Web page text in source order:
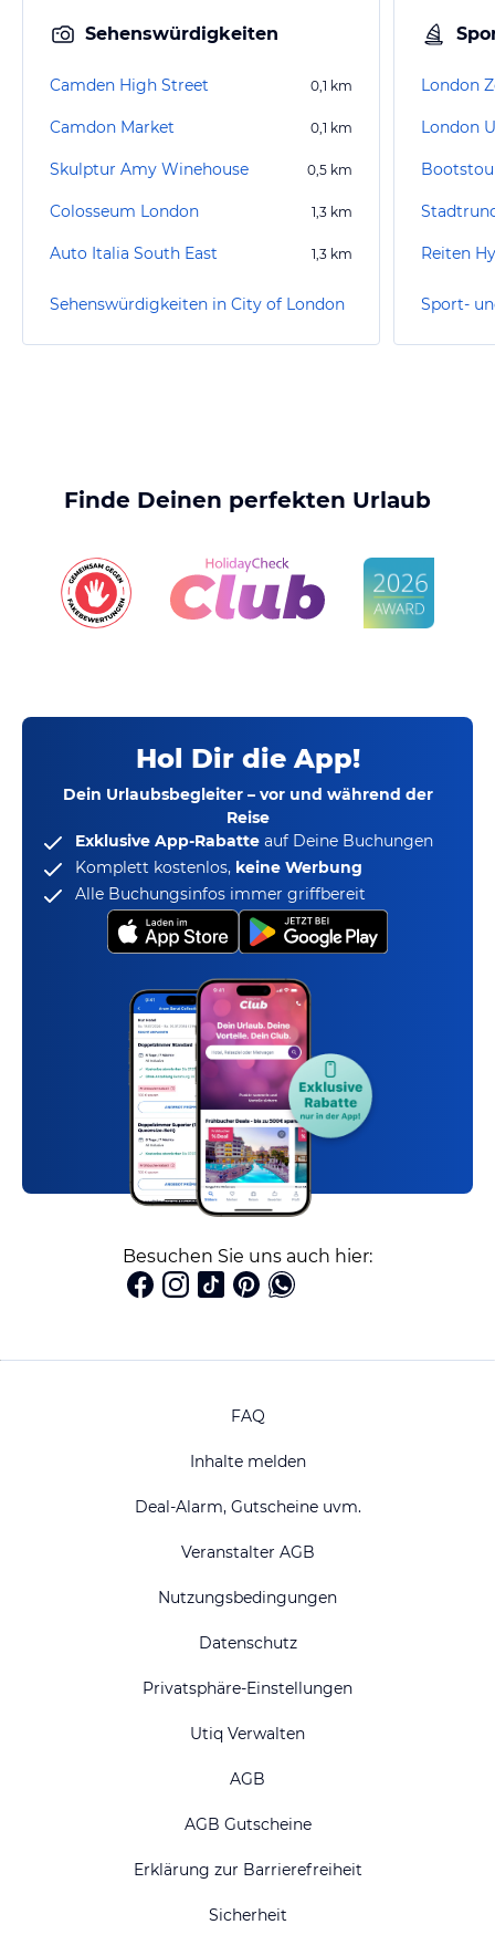
Sehenswürdigkeiten
Camden High Street 0,1 km
Camdon Market 0,1 km
Skulptur Amy Winehouse 0,5 km
Colosseum London 1,3 km
Auto Italia South East 1,3 km
Sehenswürdigkeiten in City of London
London
London
Reiten
Finde Deinen perfekten Urlaub
Hol Dir die App!
Dein Urlaubsbegleiter – vor und während der
Reise
Exklusive App-Rabatte auf Deine Buchungen
Komplett kostenlos, keine Werbung
Alle Buchungsinfos immer griffbereit
Besuchen Sie uns auch hier:
FAQ
Inhalte melden
Deal-Alarm, Gutscheine uvm.
Veranstalter AGB
Nutzungsbedingungen
Datenschutz
Privatsphäre-Einstellungen
Utiq Verwalten
AGB
AGB Gutscheine
Erklärung zur Barrierefreiheit
Sicherheit